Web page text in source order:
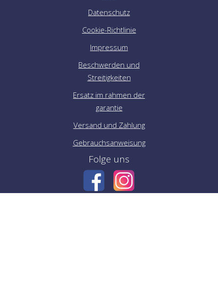
Datenschutz
Cookie-Richtlinie
Impressum
Beschwerden und
Streitigkeiten
Ersatz im rahmen der
garantie
Versand und Zahlung
Gebrauchsanweisung
Folge uns